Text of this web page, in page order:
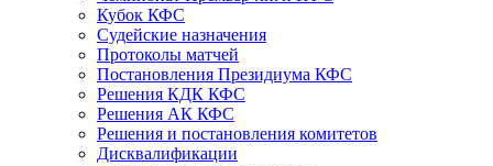
Кубок КФС
Судейские назначения
Протоколы матчей
Постановления Президиума КФС
Решения КДК КФС
Решения АК КФС
Решения и постановления комитетов
Дисквалификации